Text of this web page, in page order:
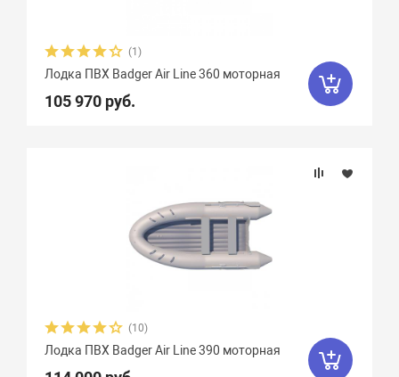
(1)
Лодка ПВХ Badger Air Line 360 моторная
105 970 руб.
(10)
Лодка ПВХ Badger Air Line 390 моторная